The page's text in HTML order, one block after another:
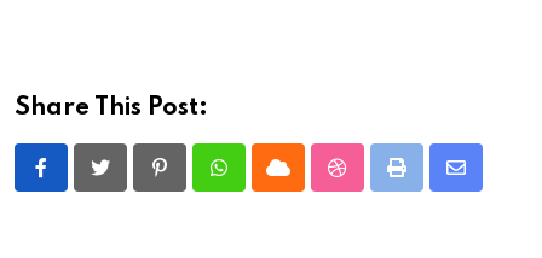
Share This Post:
PinterestWhatsappCloud StumbleUpon
Print
Share